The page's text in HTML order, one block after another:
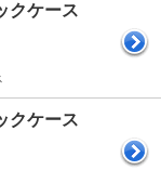
クケース
クケース